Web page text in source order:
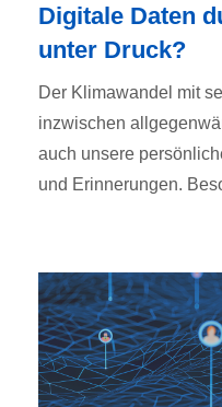
Digitale Daten
unter Druck?
Der Klimawandel mit
inzwischen
auch unsere
und Erinnerungen.